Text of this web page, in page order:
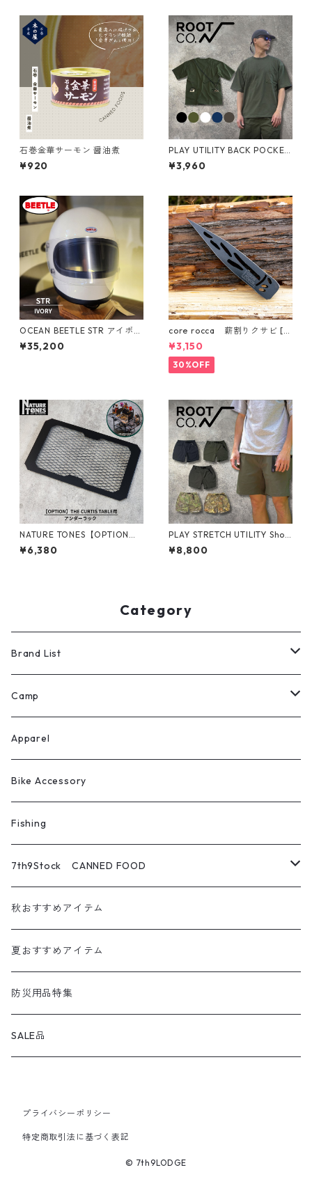
石巻金華サーモン 醤油煮
¥920
PLAY UTILITY BACK POCKET
T-Shirts
¥3,960
OCEAN BEETLE STR アイボリ
ー オーシャンビートル ヘルメ
ット ヴィンテージ アメリカン
¥35,200
core rocca 薪割りクサビ [
タケノコ ］
¥3,150
30%OFF
NATURE TONES【OPTION】T
HE CURTIS TABLE用 アンダー
ラック
¥6,380
PLAY STRETCH UTILITY Shor
ts
¥8,800
Category
Brand List
ROOT CO.
H.A.K.U
escargot （北沢株式会社）
Rob Snow
Tokyo Camp
CRAFTPLUS
kassai.
GREBE WORKS
corerocca
wind calm
Camp
テント
シュラフ・コット・マット
テーブル・チェア
焚火アイテム
調理道具・食器
ランタン
アウトドア小物
クーラーボックス
オプションパーツ / カスタムパーツ
Apparel
Bike Accessory
Fishing
7th9Stock CANNED FOOD
パンの缶詰
お魚の缶詰
お肉の缶詰
スイーツの缶詰
秋おすすめアイテム
夏おすすめアイテム
防災用品特集
SALE品
プライバシーポリシー
特定商取引法に基づく表記
© 7th9LODGE